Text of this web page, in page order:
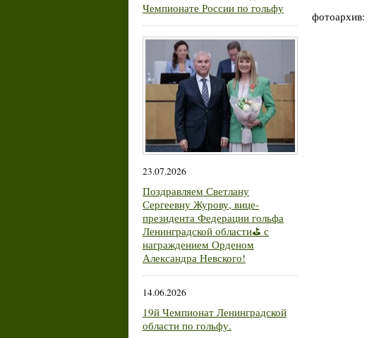
Чемпионате России по гольфу
23.07.2026
Поздравляем Светлану
Сергеевну Журову, вице-
президента Федерации гольфа
Ленинградской области⛳ с
награждением Орденом
Александра Невского!
14.06.2026
19й Чемпионат Ленинградской
области по гольфу.
фотоархив: